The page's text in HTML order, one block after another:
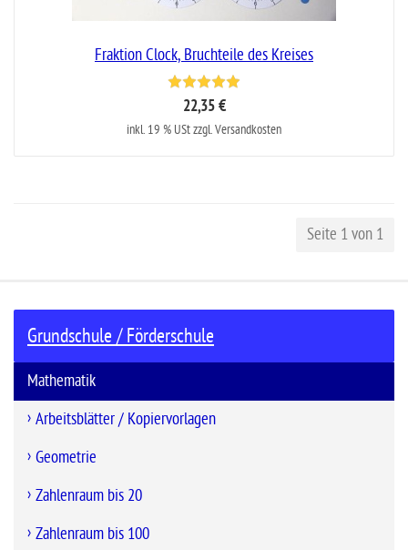
Fraktion Clock, Bruchteile des Kreises
22,35 €
inkl. 19 % USt zzgl. Versandkosten
Seite 1 von 1
Grundschule / Förderschule
Mathematik
Arbeitsblätter / Kopiervorlagen
Geometrie
Zahlenraum bis 20
Zahlenraum bis 100